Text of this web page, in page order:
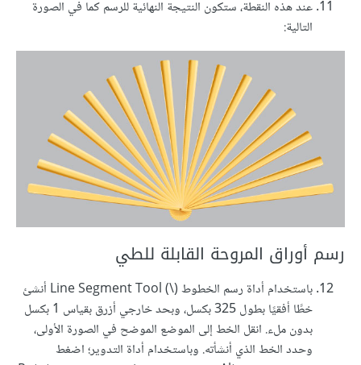
عند هذه النقطة، ستكون النتيجة النهائية للرسم كما في الصورة
التالية:
رسم أوراق المروحة القابلة للطي
باستخدام أداة رسم الخطوط (\) Line Segment Tool أنشئ
خطًا أفقيًا بطول 325 بكسل، وبحد خارجي أزرق بقياس 1 بكسل
بدون ملء. انقل الخط إلى الموضع الموضح في الصورة الأولى،
وحدد الخط الذي أنشأته. وباستخدام أداة التدوير؛ اضغط